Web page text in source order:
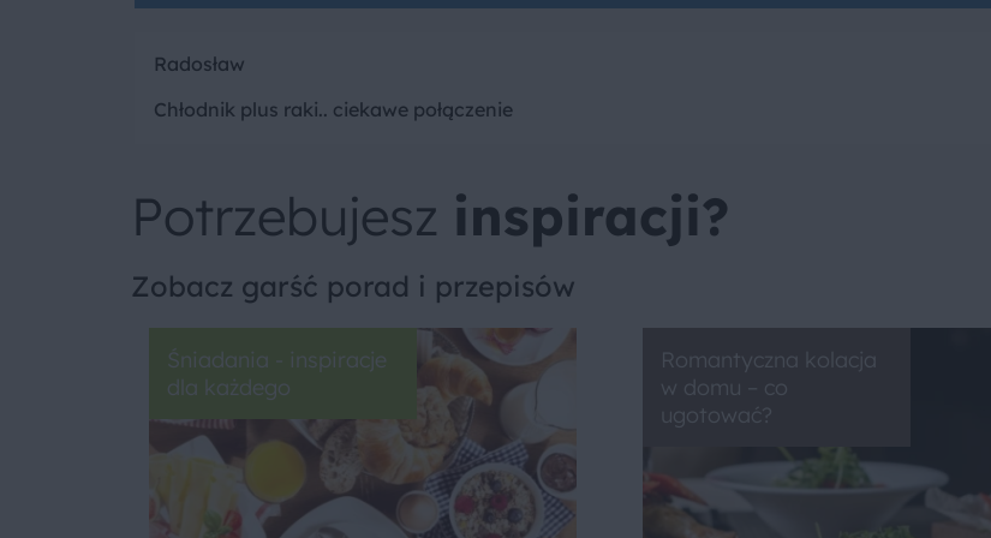
Radosław
Chłodnik plus raki.. ciekawe połączenie
Potrzebujesz inspiracji?
Zobacz garść porad i przepisów
Śniadania - inspiracje
dla każdego
Romantyczna kolacja
w domu – co
ugotować?